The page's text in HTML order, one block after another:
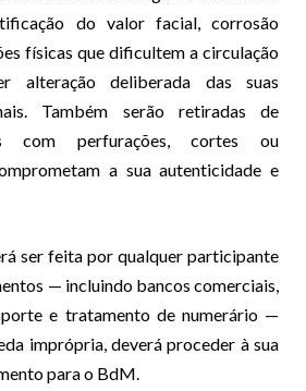
do valor facial, corrosão
físicas que dificultem a circulação
alteração deliberada das suas
Também serão retiradas de
com perfurações, cortes ou
a sua autenticidade e
ser feita por qualquer participante
— incluindo bancos comerciais,
e tratamento de numerário —
imprópria, deverá proceder à sua
para o BdM.